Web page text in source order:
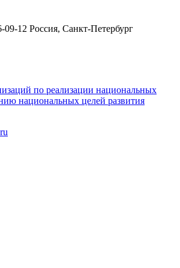
09-12 Россия, Санкт-Петербург
по реализации национальных
национальных целей развития